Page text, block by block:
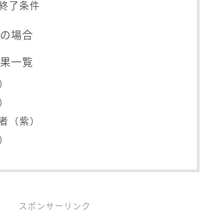
了条件
場合
一覧
（紫）
スポンサーリンク